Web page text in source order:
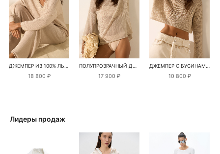
ДЖЕМПЕР ИЗ 100% ЛЬНА С КРУЖЕВОМ
18 800 ₽
ПОЛУПРОЗРАЧНЫЙ ДЖЕМПЕР ИЗ 100% ЛЬНА
17 900 ₽
ДЖЕМПЕР С БУСИНАМИ И ПАЙЕТКАМИ
10 800 ₽
Лидеры продаж